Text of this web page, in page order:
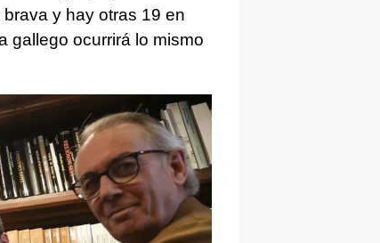
y hay otras 19 en
gallego ocurrirá lo mismo